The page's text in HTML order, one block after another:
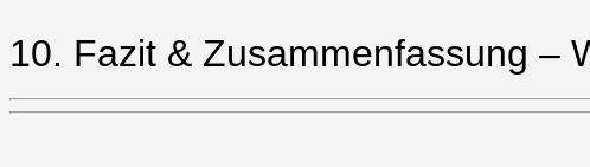
10. Fazit & Zusammenfassung –